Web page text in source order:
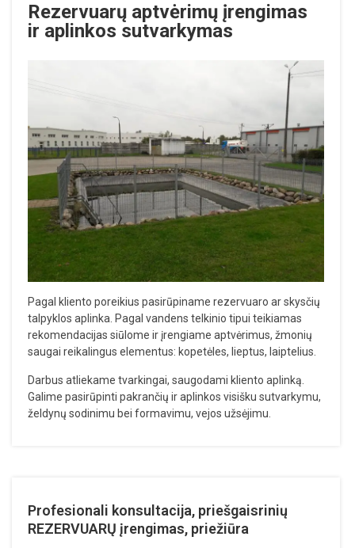
Rezervuarų aptvėrimų įrengimas
ir aplinkos sutvarkymas
Pagal kliento poreikius pasirūpiname rezervuaro ar skysčių
talpyklos aplinka. Pagal vandens telkinio tipui teikiamas
rekomendacijas siūlome ir įrengiame aptvėrimus, žmonių
saugai reikalingus elementus: kopetėles, lieptus, laiptelius.
Darbus atliekame tvarkingai, saugodami kliento aplinką.
Galime pasirūpinti pakrančių ir aplinkos visišku sutvarkymu,
želdynų sodinimu bei formavimu, vejos užsėjimu.
Profesionali konsultacija, priešgaisrinių
REZERVUARŲ įrengimas, priežiūra